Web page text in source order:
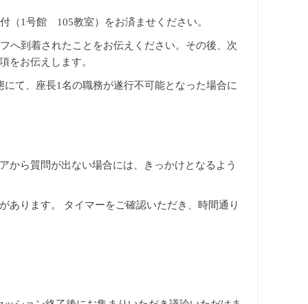
（1号館 105教室）をお済ませください。
へ到着されたことをお伝えください。その後、次
をお伝えします。
て、座長1名の職務が遂行不可能となった場合に
から質問が出ない場合には、きっかけとなるよう
あります。 タイマーをご確認いただき、時間通り